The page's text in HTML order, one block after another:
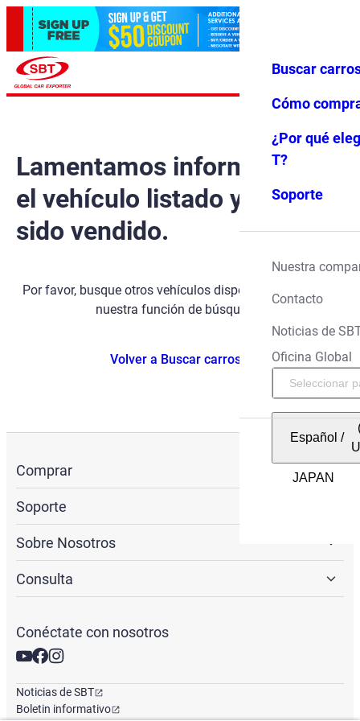
Favoritos Menú
Buscar
Cómo
¿Por qué
T?
Soporte
Nuestra
Contacto
Noticias de
Oficina Global
Español /
Lamentamos informarle que
el vehículo listado ya ha
sido vendido.
Por favor, busque otros vehículos disponibles utilizando
nuestra función de búsqueda.
Volver a Buscar carros
Comprar
Soporte
Sobre Nosotros
Consulta
Conéctate con nosotros
Noticias de SBT
Boletin informativo